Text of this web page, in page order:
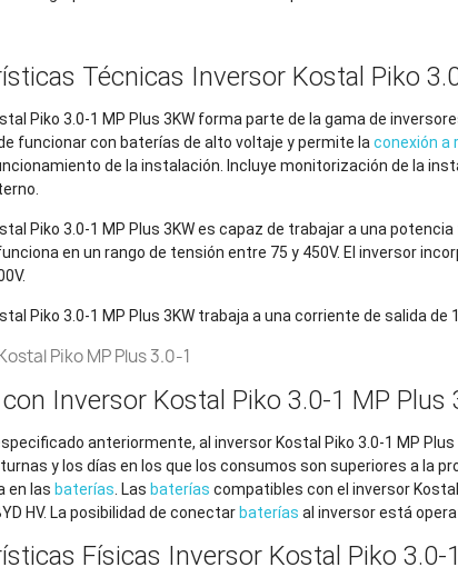
Técnicas Inversor Kostal Piko
Piko 3.0-1 MP Plus 3KW forma parte de la gama de
funcionar con baterías de alto voltaje y permite la conexión a
de la instalación. Incluye monitorización de la
Piko 3.0-1 MP Plus 3KW es capaz de trabajar a una
en un rango de tensión entre 75 y 450V. El inversor
Piko 3.0-1 MP Plus 3KW trabaja a una corriente de salida
Inversor Kostal Piko 3.0-1 MP Plus
anteriormente, al inversor Kostal Piko 3.0-1 MP
y los días en los que los consumos son superiores a la
en las baterías . Las baterías compatibles con el inversor
HV. La posibilidad de conectar baterías al inversor está
Físicas Inversor Kostal Piko 3.0-